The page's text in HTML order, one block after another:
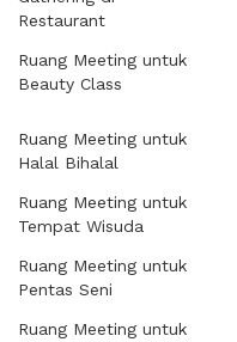
Restaurant
Ruang Meeting untuk
Beauty Class
Ruang Meeting untuk
Halal Bihalal
Ruang Meeting untuk
Tempat Wisuda
Ruang Meeting untuk
Pentas Seni
Ruang Meeting untuk